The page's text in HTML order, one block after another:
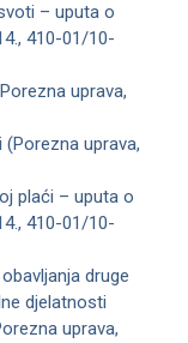
– uputa o
410-01/10-
uprava,
uprava,
plaći – uputa o
410-01/10-
druge
djelatnosti
uprava,